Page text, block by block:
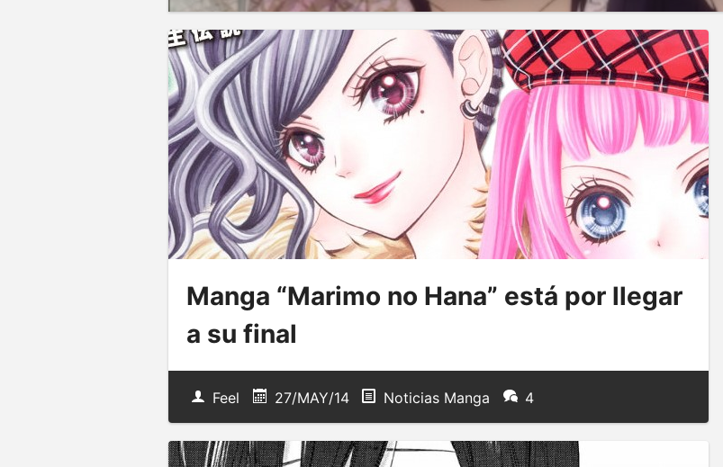
Manga “Marimo no Hana” está por llegar
a su final
Feel 27/MAY/14 Noticias Manga 4